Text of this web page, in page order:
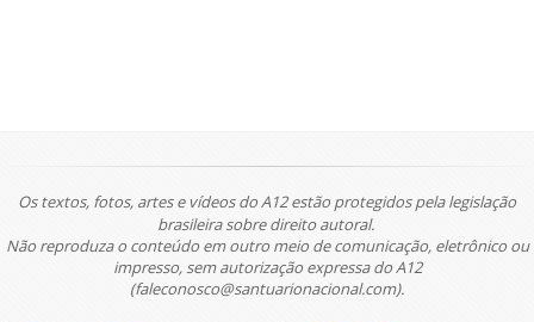
Os textos, fotos, artes e vídeos do A12 estão protegidos pela legislação
brasileira sobre direito autoral.
Não reproduza o conteúdo em outro meio de comunicação, eletrônico ou
impresso, sem autorização expressa do A12
(faleconosco@santuarionacional.com).